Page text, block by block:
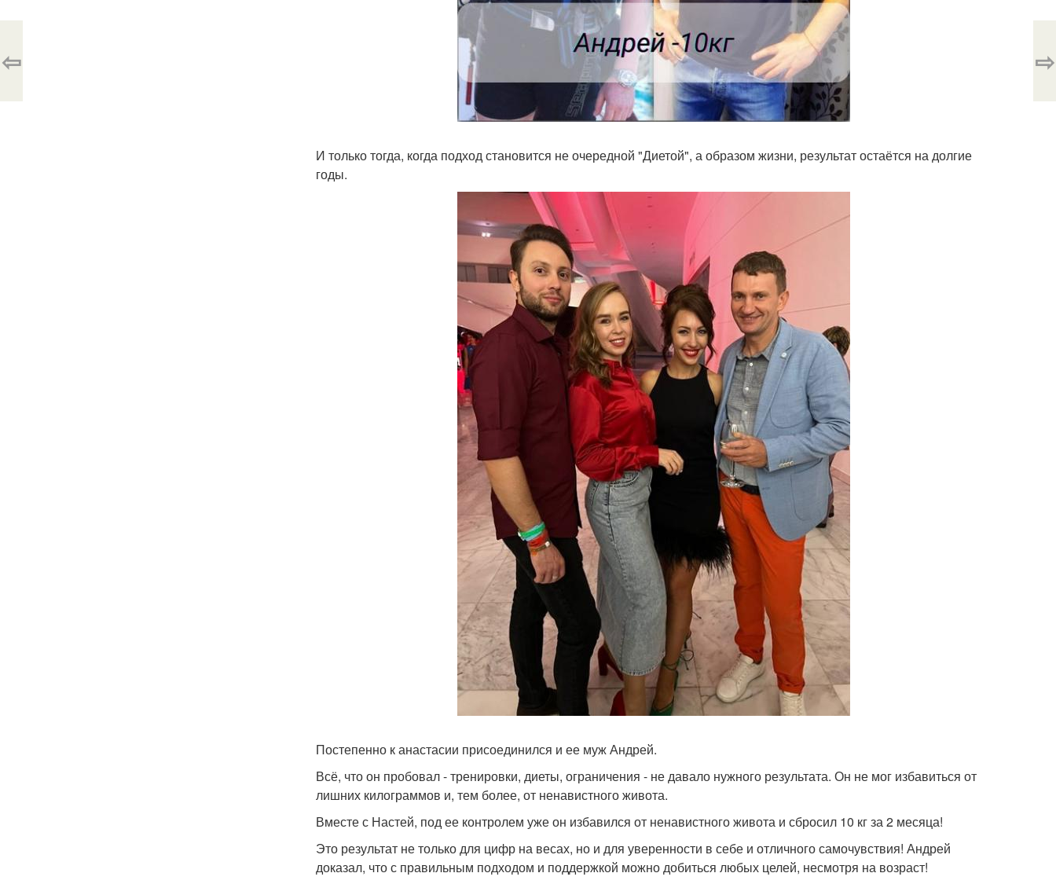
И только тогда, когда подход становится не очередной "Диетой", а образом жизни, результат остаётся на долгие
годы.
Постепенно к анастасии присоединился и ее муж Андрей.
Всё, что он пробовал - тренировки, диеты, ограничения - не давало нужного результата. Он не мог избавиться от
лишних килограммов и, тем более, от ненавистного живота.
Вместе с Настей, под ее контролем уже он избавился от ненавистного живота и сбросил 10 кг за 2 месяца!
Это результат не только для цифр на весах, но и для уверенности в себе и отличного самочувствия! Андрей
доказал, что с правильным подходом и поддержкой можно добиться любых целей, несмотря на возраст!
⇦ ⇨